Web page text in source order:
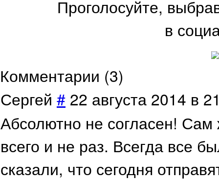
Проголосуйте,
в
Комментарии (3)
Сергей # 22 августа 2014 в
Абсолютно не согласен!
всего и не раз. Всегда все
сказали, что сегодня